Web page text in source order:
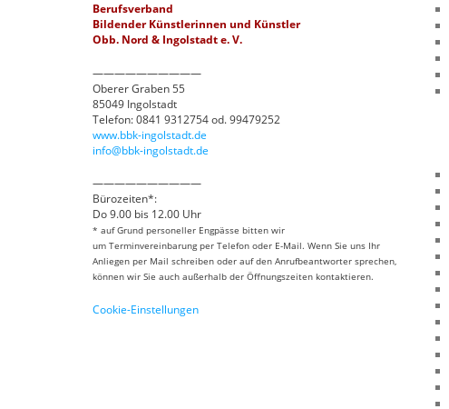
Berufsverband
Bildender Künstlerinnen und Künstler
Obb. Nord & Ingolstadt e. V.
——————————
Oberer Graben 55
85049 Ingolstadt
Telefon: 0841 9312754 od. 99479252
www.bbk-ingolstadt.de
info@bbk-ingolstadt.de
——————————
Bürozeiten*:
Do 9.00 bis 12.00 Uhr
* auf Grund personeller Engpässe bitten wir
um Terminvereinbarung per Telefon oder E-Mail. Wenn Sie uns Ihr
Anliegen per Mail schreiben oder auf den Anrufbeantworter sprechen,
können wir Sie auch außerhalb der Öffnungszeiten kontaktieren.
Cookie-Einstellungen